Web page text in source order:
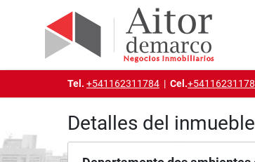
Tel. +541162311784 | Cel.
Detalles del inmueble